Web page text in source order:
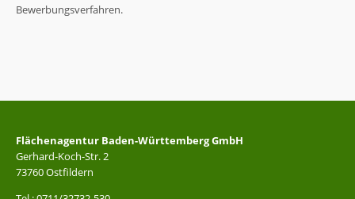
Bewerbungsverfahren.
Flächenagentur Baden-Württemberg GmbH
Gerhard-Koch-Str. 2
73760 Ostfildern